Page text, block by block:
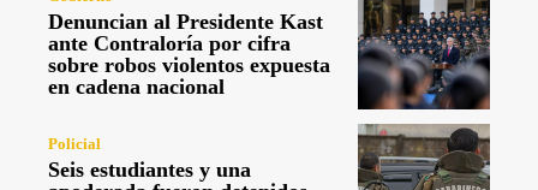
Denuncian al Presidente Kast
ante Contraloría por cifra
sobre robos violentos expuesta
en cadena nacional
Policial
Seis estudiantes y una